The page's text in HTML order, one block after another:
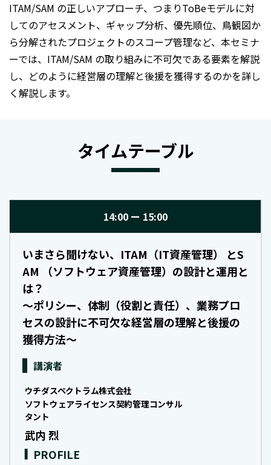
ITAM/SAM の正しいアプローチ、つまりToBeモデルに対
してのアセスメント、ギャップ分析、優先順位、鳥観図か
ら分解されたプロジェクトのスコープ管理など、本セミナ
ーでは、ITAM/SAM の取り組みに不可欠である要素を解説
し、どのように経営層の理解と後援を獲得するのかを詳し
く解説します。
タイムテーブル
14:00 15:00
いまさら聞けない、ITAM（IT資産管理） とS
AM （ソフトウェア資産管理）の設計と運用と
は？
～ポリシー、体制（役割と責任）、業務プロ
セスの設計に不可欠な経営層の理解と後援の
獲得方法～
講演者
ウチダスペクトラム株式会社
ソフトウェアライセンス契約管理コンサル
タント
武内 烈
PROFILE